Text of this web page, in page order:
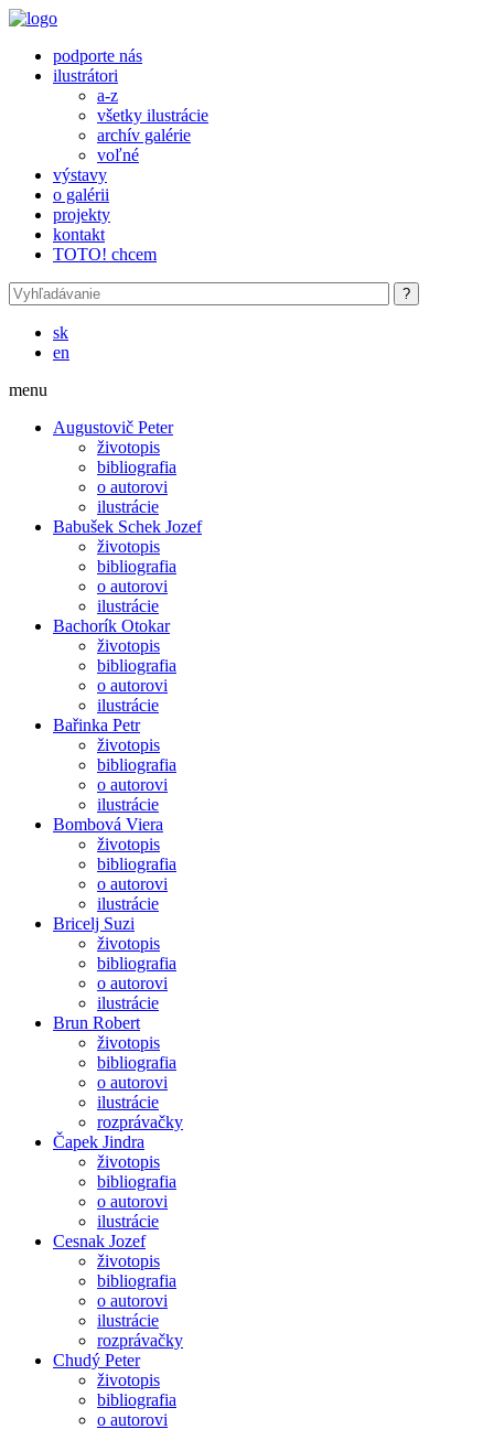
Skočiť na hlavný obsah
podporte nás
ilustrátori
a-z
všetky ilustrácie
archív galérie
voľné
výstavy
o galérii
projekty
kontakt
TOTO! chcem
sk
en
menu
Augustovič Peter
životopis
bibliografia
o autorovi
ilustrácie
Babušek Schek Jozef
životopis
bibliografia
o autorovi
ilustrácie
Bachorík Otokar
životopis
bibliografia
o autorovi
ilustrácie
Bařinka Petr
životopis
bibliografia
o autorovi
ilustrácie
Bombová Viera
životopis
bibliografia
o autorovi
ilustrácie
Bricelj Suzi
životopis
bibliografia
o autorovi
ilustrácie
Brun Robert
životopis
bibliografia
o autorovi
ilustrácie
rozprávačky
Čapek Jindra
životopis
bibliografia
o autorovi
ilustrácie
Cesnak Jozef
životopis
bibliografia
o autorovi
ilustrácie
rozprávačky
Chudý Peter
životopis
bibliografia
o autorovi